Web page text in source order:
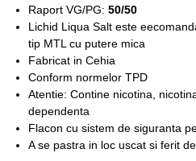
Raport VG/PG: 50/50
Lichid Liqua Salt este
tip MTL cu putere mica
Fabricat in Cehia
Conform normelor TPD
Atentie: Contine nicotina,
dependenta
Flacon cu sistem de siguranta
A se pastra in loc uscat si ferit